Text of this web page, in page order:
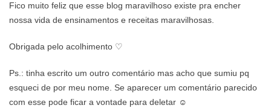
Fico muito feliz que esse blog maravilhoso existe pra encher
nossa vida de ensinamentos e receitas maravilhosas.
Obrigada pelo acolhimento ♡
Ps.: tinha escrito um outro comentário mas acho que sumiu pq
esqueci de por meu nome. Se aparecer um comentário parecido
com esse pode ficar a vontade para deletar ☺️